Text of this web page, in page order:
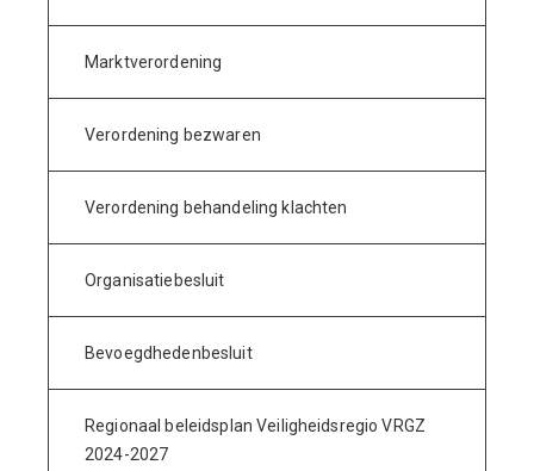
Marktverordening
Verordening bezwaren
Verordening behandeling klachten
Organisatiebesluit
Bevoegdhedenbesluit
Regionaal beleidsplan Veiligheidsregio VRGZ
2024-2027